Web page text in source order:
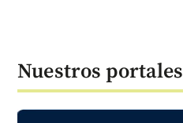
Nuestros portales